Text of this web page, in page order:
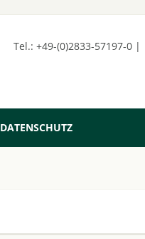
Tel.: +49-(0)2833-57197-0 |
DATENSCHUTZ